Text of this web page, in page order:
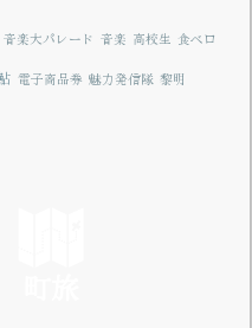
音楽大パレード 音楽 高校生 食べロ
電子商品券 魅力発信隊 黎明